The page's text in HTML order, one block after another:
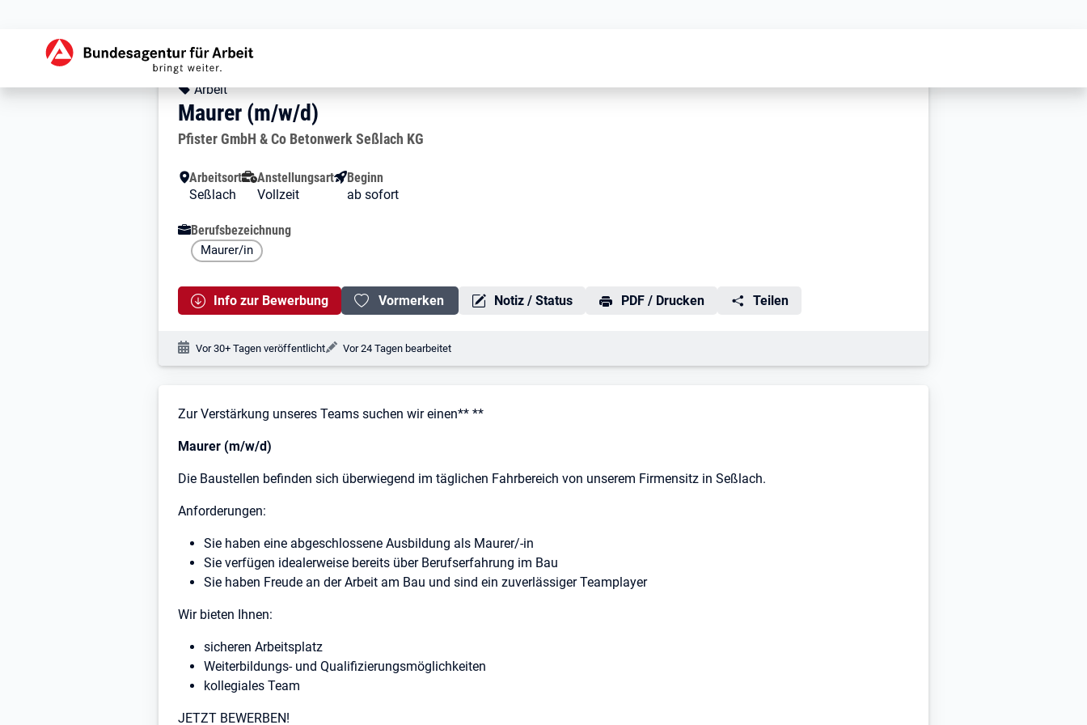
Stellendetails zu: Maurer (m/w/d)
Maurer (m/w/d)
Maurer (m/w/d)
Kopfbereich
Angebotsart:
Arbeit
Maurer (m/w/d)
Arbeitgeber:
Pfister GmbH & Co Betonwerk Seßlach KG
Besondere Merkmale
Arbeitsort
Seßlach
Anstellungsart
Vollzeit
Beginn
ab sofort
Berufsbezeichnung
Maurer/in
Info zur Bewerbung Vormerken Notiz / Status PDF / Drucken Teilen
Veröffentlichungsdatum:
Vor 30+ Tagen veröffentlicht Änderungsdatum:
Vor 24 Tagen bearbeitet
Stellenbeschreibung
Zur Verstärkung unseres Teams suchen wir einen** **
Maurer (m/w/d)
Die Baustellen befinden sich überwiegend im täglichen Fahrbereich von unserem Firmensitz in Seßlach.
Anforderungen:
Sie haben eine abgeschlossene Ausbildung als Maurer/-in
Sie verfügen idealerweise bereits über Berufserfahrung im Bau
Sie haben Freude an der Arbeit am Bau und sind ein zuverlässiger Teamplayer
Wir bieten Ihnen:
sicheren Arbeitsplatz
Weiterbildungs- und Qualifizierungsmöglichkeiten
kollegiales Team
JETZT BEWERBEN!